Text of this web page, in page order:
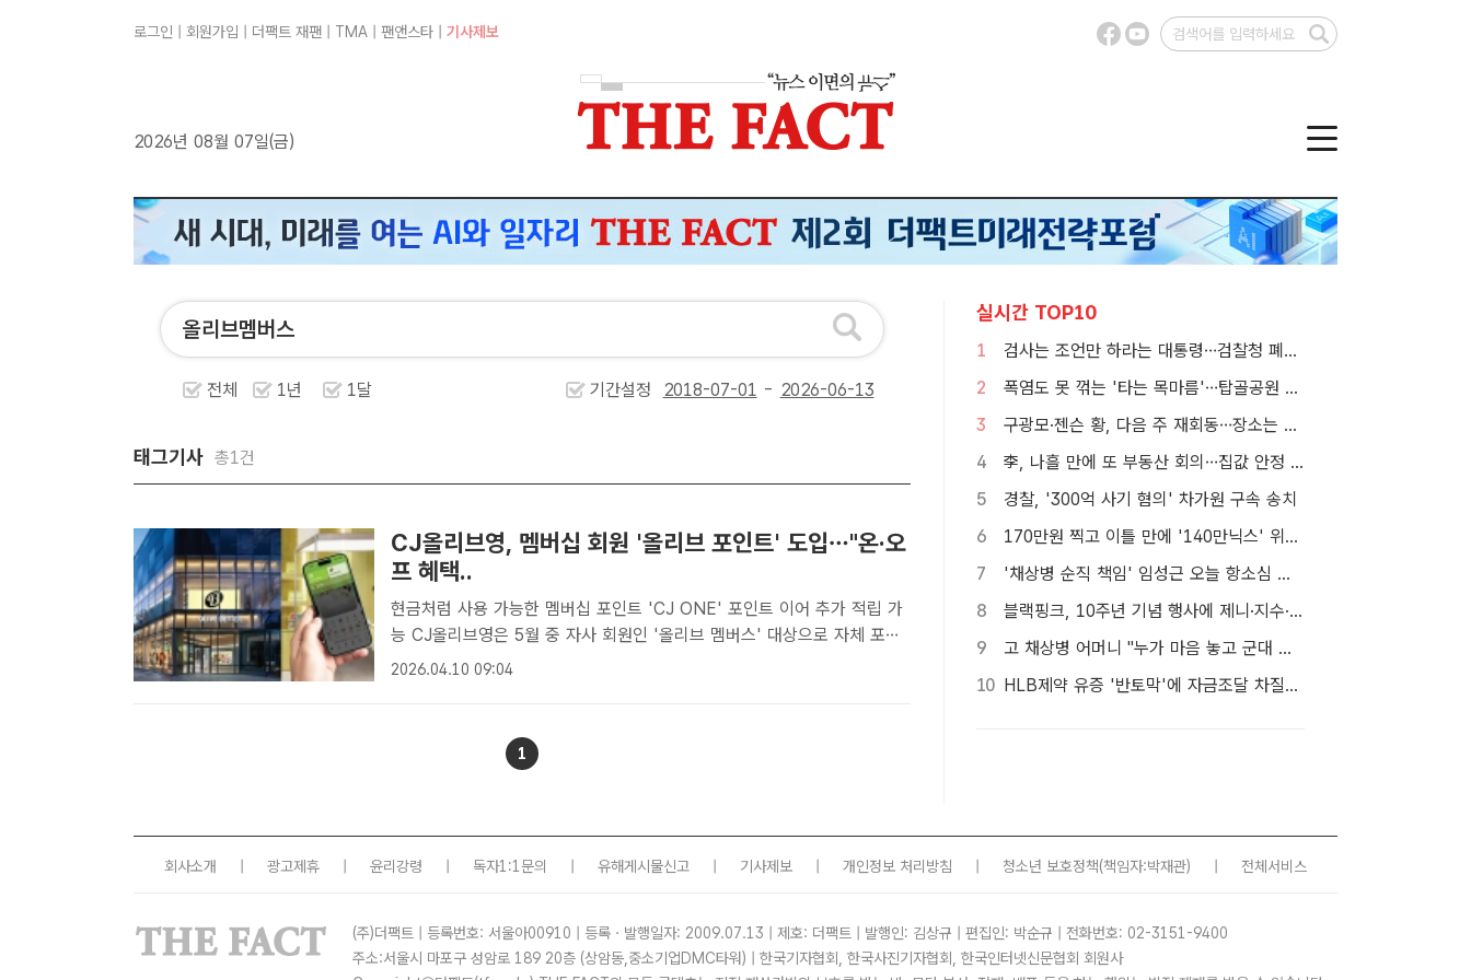
로그인 회원가입 더팩트 재팬 TMA 팬앤스타 기사제보
2026년 08월 07일(금)
전체 1년 1달 기간설정 -
태그기사 총1건
CJ올리브영, 멤버십 회원 '올리브 포인트' 도입…"온·오
프 혜택..
현금처럼 사용 가능한 멤버십 포인트 'CJ ONE' 포인트 이어 추가 적립 가
능 CJ올리브영은 5월 중 자사 회원인 '올리브 멤버스' 대상으로 자체 포인
트인 '올리브 포인트'를 도입한다. /CJ올리브영[더팩트 | 손원태 기자] CJ올
2026.04.10 09:04
1
실시간 TOP10
1
검사는 조언만 하라는 대통령…검찰청 폐지 앞둔 합수본 '딜레마'
2
폭염도 못 꺾는 '타는 목마름'…탑골공원 아리수 냉장고 가보니
3
구광모·젠슨 황, 다음 주 재회동…장소는 실리콘밸리
4
李, 나흘 만에 또 부동산 회의…집값 안정 승부처 '공급' 점검
5
경찰, '300억 사기 혐의' 차가원 구속 송치
6
170만원 찍고 이틀 만에 '140만닉스' 위태…SK하이닉스 4%대 급락
7
'채상병 순직 책임' 임성근 오늘 항소심 선고…1심 징역 3년
8
블랙핑크, 10주년 기념 행사에 제니·지수·로제·리사 4인 완전체 참석
9
고 채상병 어머니 "누가 마음 놓고 군대 보내겠나"…임성근 징역 3년에 분통
10
HLB제약 유증 '반토막'에 자금조달 차질…R&D 줄이고 채무상환금 제외
회사소개 광고제휴 윤리강령 독자1:1문의 유해게시물신고 기사제보 개인정보 처리방침 청소년 보호정책(책임자:박재관) 전체서비스
(주)더팩트 | 등록번호: 서울아00910 | 등록ㆍ발행일자: 2009.07.13 | 제호: 더팩트 | 발행인: 김상규 | 편집인: 박순규 | 전화번호: 02-3151-9400
주소:서울시 마포구 성암로 189 20층 (상암동,중소기업DMC타워) | 한국기자협회, 한국사진기자협회, 한국인터넷신문협회 회원사